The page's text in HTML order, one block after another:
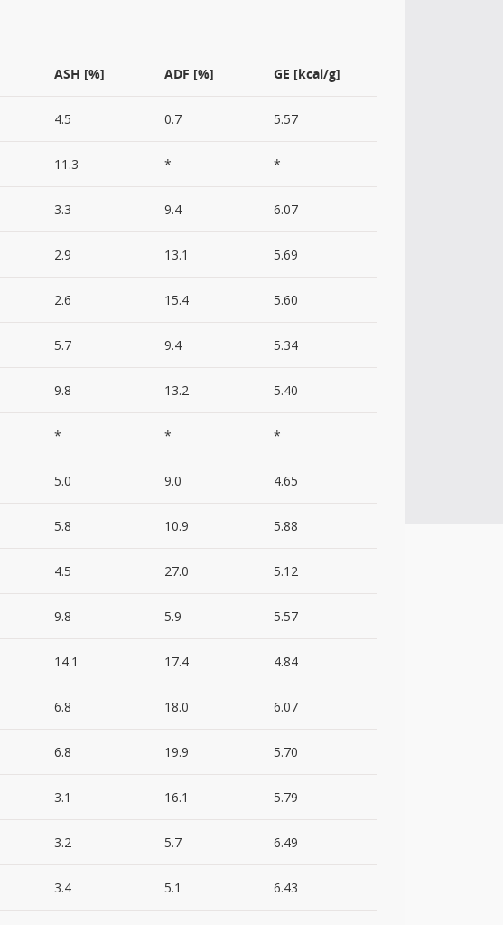
ASH [%] ADF [%] GE [kcal/g]
4.5 0.7 5.57
11.3 * *
3.3 9.4 6.07
2.9 13.1 5.69
2.6 15.4 5.60
5.7 9.4 5.34
9.8 13.2 5.40
* * *
5.0 9.0 4.65
5.8 10.9 5.88
4.5 27.0 5.12
9.8 5.9 5.57
14.1 17.4 4.84
6.8 18.0 6.07
6.8 19.9 5.70
3.1 16.1 5.79
3.2 5.7 6.49
3.4 5.1 6.43